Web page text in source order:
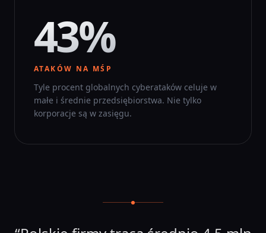
43%
ATAKÓW NA MŚP
Tyle procent globalnych cyberataków celuje w
małe i średnie przedsiębiorstwa. Nie tylko
korporacje są w zasięgu.